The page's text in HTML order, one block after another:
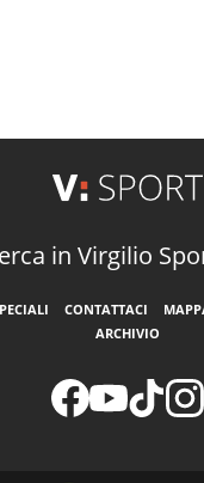
in Virgilio
CONTATTACI
ARCHIVIO